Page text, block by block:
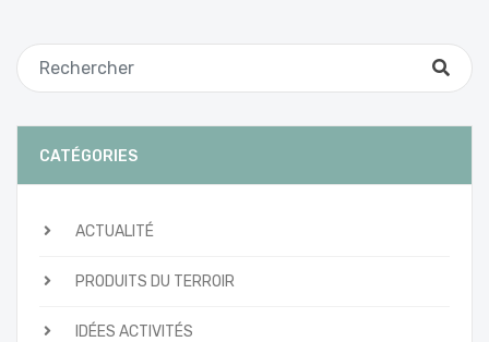
CATÉGORIES
ACTUALITÉ
PRODUITS DU TERROIR
IDÉES ACTIVITÉS